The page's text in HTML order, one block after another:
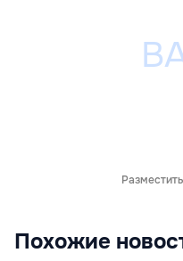
Похожие